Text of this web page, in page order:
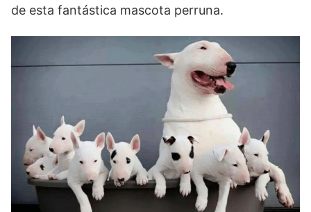
de esta fantástica mascota perruna.